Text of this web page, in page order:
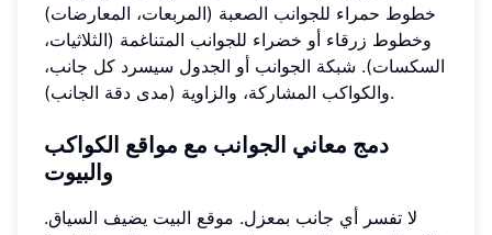
خطوط حمراء للجوانب الصعبة (المربعات، المعارضات)
وخطوط زرقاء أو خضراء للجوانب المتناغمة (الثلاثيات،
السكسات). شبكة الجوانب أو الجدول سيسرد كل جانب،
والكواكب المشاركة، والزاوية (مدى دقة الجانب).
دمج معاني الجوانب مع مواقع الكواكب
والبيوت
لا تفسر أي جانب بمعزل. موقع البيت يضيف السياق.